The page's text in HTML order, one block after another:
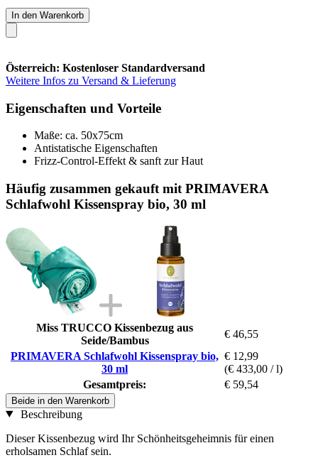
In den Warenkorb
Österreich: Kostenloser Standardversand
Weitere Infos zu Versand & Lieferung
Eigenschaften und Vorteile
Maße: ca. 50x75cm
Antistatische Eigenschaften
Frizz-Control-Effekt & sanft zur Haut
Häufig zusammen gekauft mit PRIMAVERA
Schlafwohl Kissenspray bio, 30 ml
Miss TRUCCO Kissenbezug aus
Seide/Bambus
€ 46,55
PRIMAVERA Schlafwohl Kissenspray bio,
30 ml
€ 12,99
(€ 433,00 / l)
Gesamtpreis:
€ 59,54
Beide in den Warenkorb
Beschreibung
Dieser Kissenbezug wird Ihr Schönheitsgeheimnis für einen
erholsamen Schlaf sein.